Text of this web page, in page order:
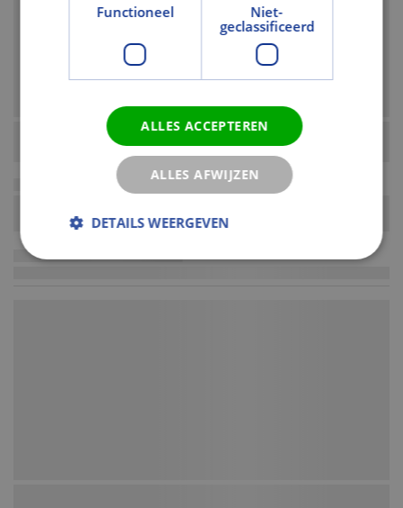
Functioneel
Niet-
geclassificeerd
ALLES ACCEPTEREN
ALLES AFWIJZEN
DETAILS WEERGEVEN